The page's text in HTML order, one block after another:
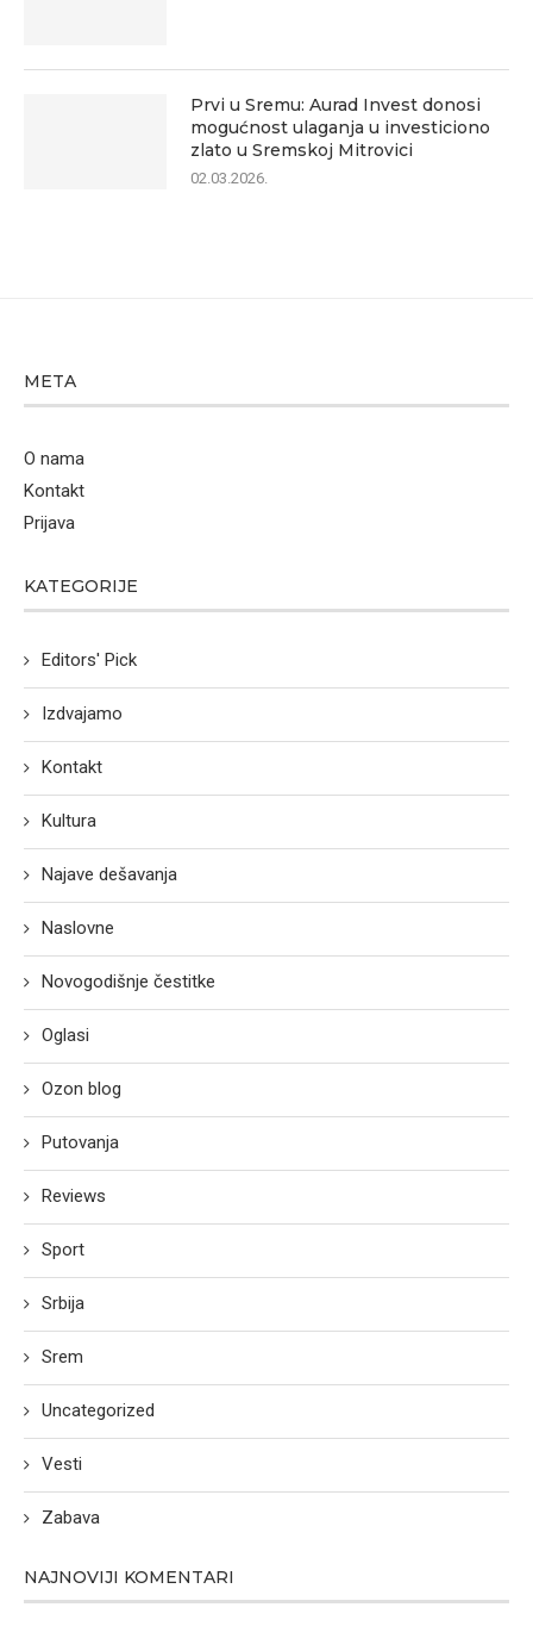
Prvi u Sremu: Aurad Invest donosi
mogućnost ulaganja u investiciono
zlato u Sremskoj Mitrovici
02.03.2026.
META
O nama
Kontakt
Prijava
KATEGORIJE
Editors' Pick
Izdvajamo
Kontakt
Kultura
Najave dešavanja
Naslovne
Novogodišnje čestitke
Oglasi
Ozon blog
Putovanja
Reviews
Sport
Srbija
Srem
Uncategorized
Vesti
Zabava
NAJNOVIJI KOMENTARI